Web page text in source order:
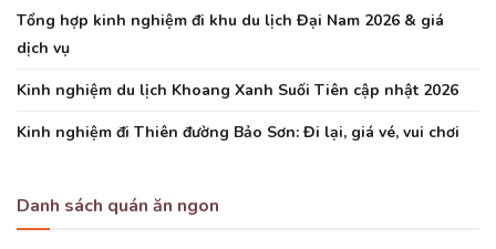
Tổng hợp kinh nghiệm đi khu du lịch Đại Nam 2026 & giá
dịch vụ
Kinh nghiệm du lịch Khoang Xanh Suối Tiên cập nhật 2026
Kinh nghiệm đi Thiên đường Bảo Sơn: Đi lại, giá vé, vui chơi
Danh sách quán ăn ngon